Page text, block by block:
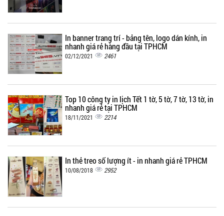
In banner trang trí - bảng tên, logo dán kính, in
nhanh giá rẻ hàng đầu tại TPHCM
02/12/2021 2461
Top 10 công ty in lịch Tết 1 tờ, 5 tờ, 7 tờ, 13 tờ, in
nhanh giá rẻ tại TPHCM
18/11/2021 2214
In thẻ treo số lượng ít - in nhanh giá rẻ TPHCM
10/08/2018 2952